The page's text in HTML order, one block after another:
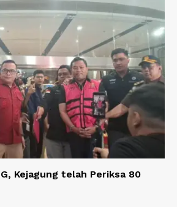
Kejagung telah Periksa 80